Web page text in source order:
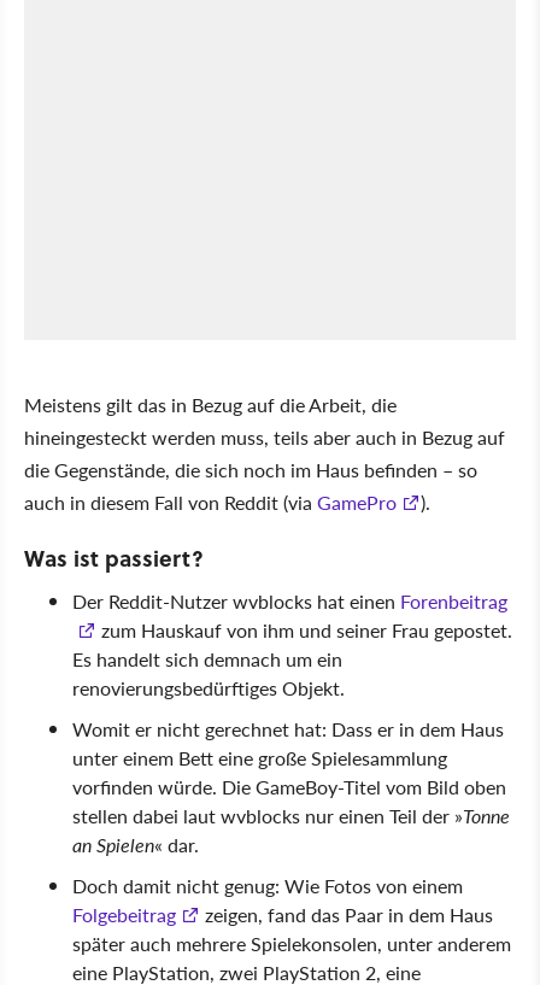
Meistens gilt das in Bezug auf die Arbeit, die
hineingesteckt werden muss, teils aber auch in Bezug auf
die Gegenstände, die sich noch im Haus befinden – so
auch in diesem Fall von Reddit (via GamePro ).
Was ist passiert?
Der Reddit-Nutzer wvblocks hat einen Forenbeitrag
zum Hauskauf von ihm und seiner Frau gepostet.
Es handelt sich demnach um ein
renovierungsbedürftiges Objekt.
Womit er nicht gerechnet hat: Dass er in dem Haus
unter einem Bett eine große Spielesammlung
vorfinden würde. Die GameBoy-Titel vom Bild oben
stellen dabei laut wvblocks nur einen Teil der Tonne
an Spielen dar.
Doch damit nicht genug: Wie Fotos von einem
Folgebeitrag
zeigen, fand das Paar in dem Haus
später auch mehrere Spielekonsolen, unter anderem
eine PlayStation, zwei PlayStation 2, eine